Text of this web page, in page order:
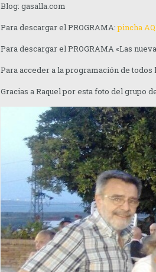
Blog: gasalla.com
Para descargar el PROGRAMA:pincha
Para descargar el PROGRAMA «Las
Para acceder a la programación de
Gracias a Raquel por esta foto del grupo